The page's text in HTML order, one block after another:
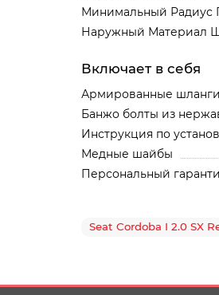
Минимальный Радиус
Наружный Материал
Включает в себя
Армированные
Банжо болты из
Инструкция по
Медные шайбы
Персональный
Seat Cordoba I 2.0 SX